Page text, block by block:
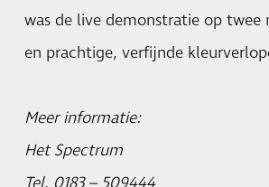
was de live demonstratie op
en prachtige, verfijnde
Meer informatie:
Het Spectrum